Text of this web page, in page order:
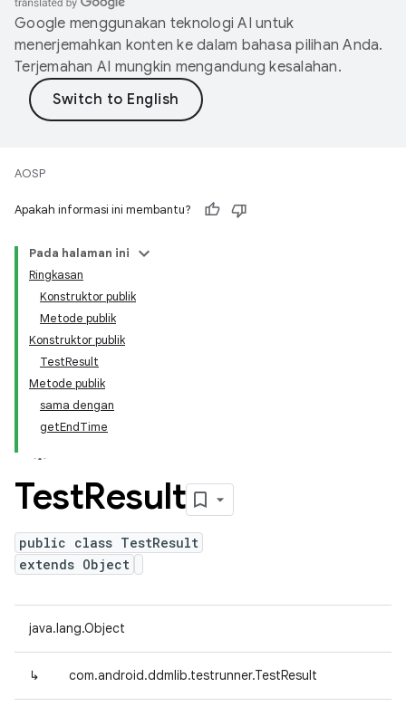
Google menggunakan teknologi AI untuk
menerjemahkan konten ke dalam bahasa pilihan Anda.
Terjemahan AI mungkin mengandung kesalahan.
AOSP
Apakah informasi ini membantu?
Pada halaman ini
Ringkasan
Konstruktor publik
Metode publik
Konstruktor publik
TestResult
Metode publik
sama dengan
getEndTime
TestResult
public class TestResult
extends Object
java.lang.Object
↳ com.android.ddmlib.testrunner.TestResult